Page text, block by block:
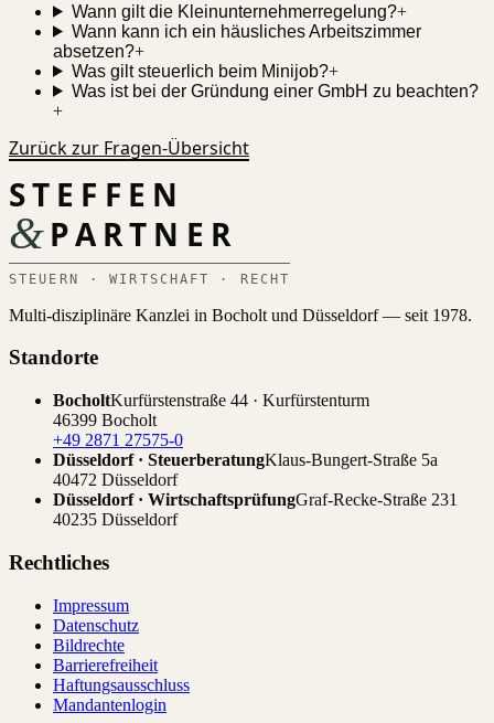
Wann gilt die Kleinunternehmerregelung?+
Wann kann ich ein häusliches Arbeitszimmer
absetzen?+
Was gilt steuerlich beim Minijob?+
Was ist bei der Gründung einer GmbH zu beachten?
+
Zurück zur Fragen-Übersicht
STEFFEN
&PARTNER
STEUERN · WIRTSCHAFT · RECHT
Multi-disziplinäre Kanzlei in Bocholt und Düsseldorf — seit 1978.
Standorte
BocholtKurfürstenstraße 44 · Kurfürstenturm
46399 Bocholt
+49 2871 27575-0
Düsseldorf · SteuerberatungKlaus-Bungert-Straße 5a
40472 Düsseldorf
Düsseldorf · WirtschaftsprüfungGraf-Recke-Straße 231
40235 Düsseldorf
Rechtliches
Impressum
Datenschutz
Bildrechte
Barrierefreiheit
Haftungsausschluss
Mandantenlogin